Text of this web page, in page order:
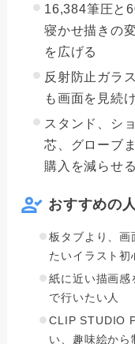
16,384筆圧と
寝かせ描きの
を広げる
反射防止ガラ
も画面を見続
スタンド、シ
芯、グローブ
購入を減らせる
おすすめの人
板タブより、画
たいイラスト初
紙に近い描画感
で行いたい人
CLIP STUDIO
い、趣味絵から